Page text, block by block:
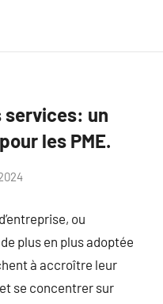
services: un
les PME.
ou
plus en plus adoptée
à accroître leur
se concentrer sur